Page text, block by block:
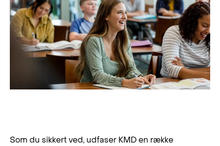
Som du sikkert ved, udfaser KMD en række